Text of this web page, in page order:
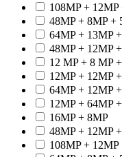
108MP +
48MP + 8MP +
64MP + 13MP
48MP + 12MP
12 MP + 8 MP
12MP + 12MP
64MP + 12MP
12MP + 64MP
16MP + 8MP
48MP + 12MP
108MP + 12MP